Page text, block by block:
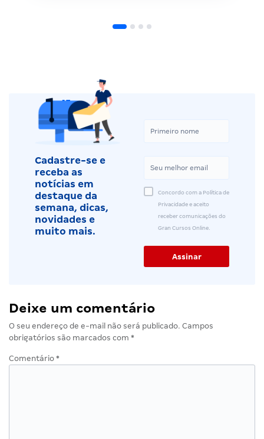
Cadastre-se e
receba as
notícias em
destaque da
semana, dicas,
novidades e
muito mais.
Concordo com a Política de
Privacidade e aceito
receber comunicações do
Gran Cursos Online.
Deixe um comentário
O seu endereço de e-mail não será publicado. Campos
obrigatórios são marcados com *
Comentário *